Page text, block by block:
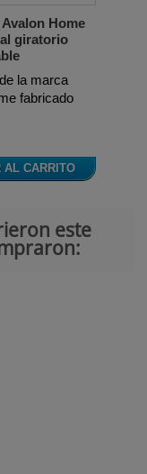
Home
giratorio
la marca
fabricado
AL CARRITO
este